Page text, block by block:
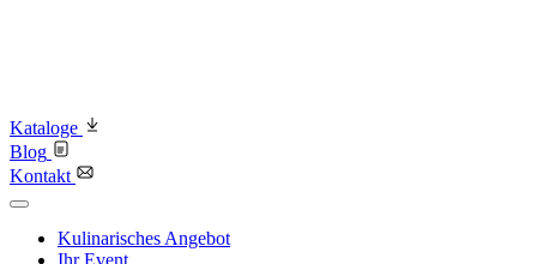
Kataloge
Blog
Kontakt
Kulinarisches Angebot
Ihr Event